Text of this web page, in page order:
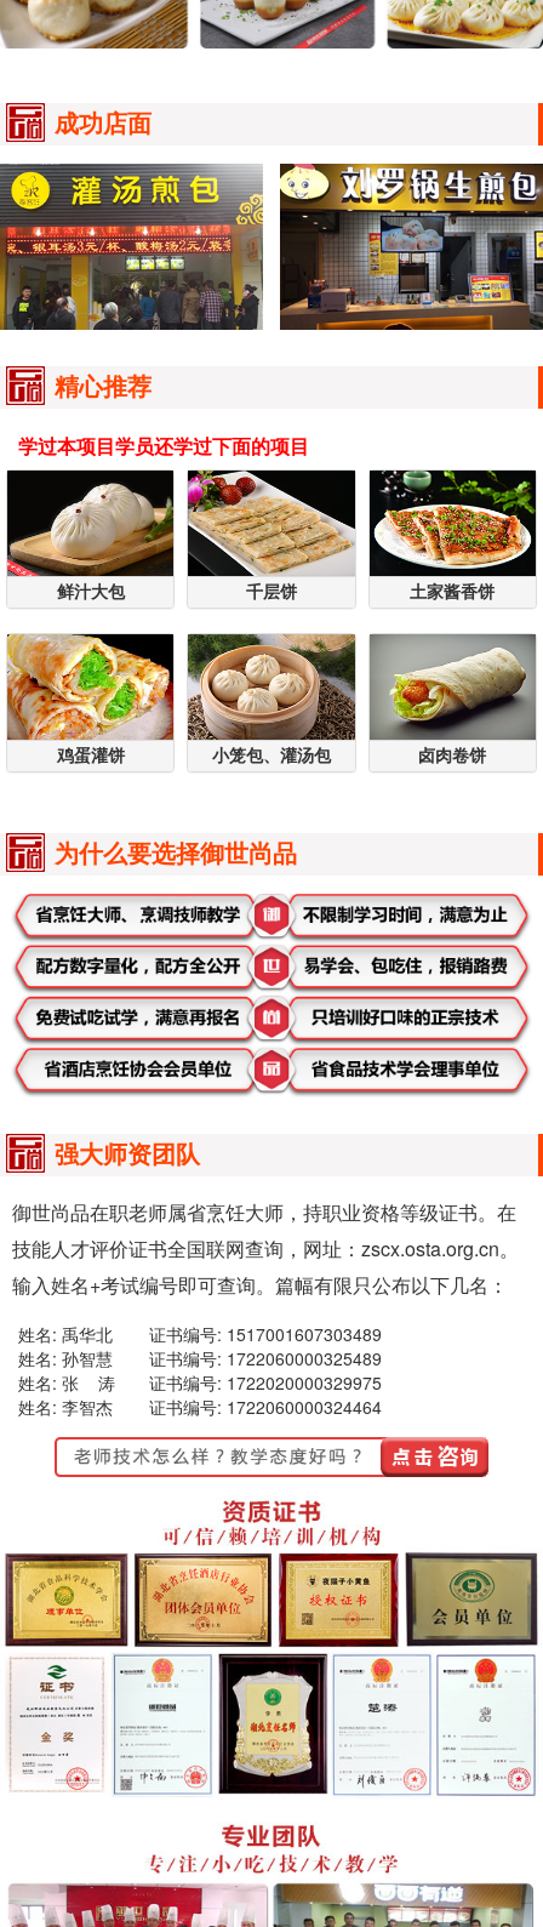
成功店面
精心推荐
学过本项目学员还学过下面的项目
鲜汁大包 千层饼 土家酱香饼
鸡蛋灌饼 小笼包、灌汤包 卤肉卷饼
为什么要选择御世尚品
强大师资团队
御世尚品在职老师属省烹饪大师，持职业资格等级证书。在
技能人才评价证书全国联网查询，网址：zscx.osta.org.cn。
输入姓名+考试编号即可查询。篇幅有限只公布以下几名：
姓名: 禹华北
证书编号: 1517001607303489
姓名: 孙智慧
证书编号: 1722060000325489
姓名: 张 涛
证书编号: 1722020000329975
姓名: 李智杰
证书编号: 1722060000324464